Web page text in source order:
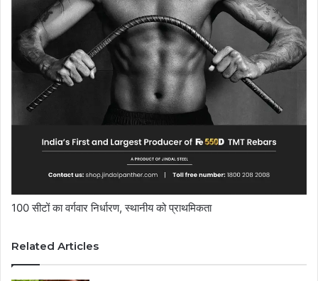
​100 सीटों का वर्गवार निर्धारण, स्थानीय को प्राथमिकता
Related Articles